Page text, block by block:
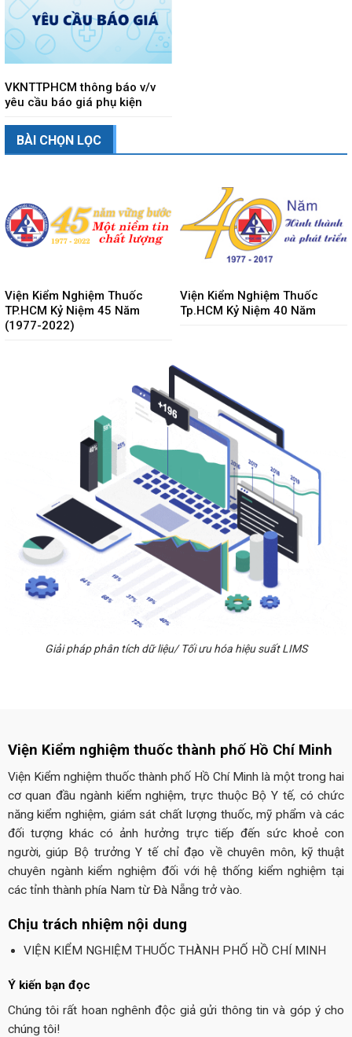
VKNTTPHCM thông báo v/v
yêu cầu báo giá phụ kiện
BÀI CHỌN LỌC
Viện Kiểm Nghiệm Thuốc
TP.HCM Kỷ Niệm 45 Năm
(1977-2022)
Viện Kiểm Nghiệm Thuốc
Tp.HCM Kỷ Niệm 40 Năm
Giải pháp phân tích dữ liệu/ Tối ưu hóa hiệu suất LIMS
Viện Kiểm nghiệm thuốc thành phố Hồ Chí Minh
Viện Kiểm nghiệm thuốc thành phố Hồ Chí Minh là một trong hai
cơ quan đầu ngành kiểm nghiệm, trực thuộc Bộ Y tế, có chức
năng kiểm nghiệm, giám sát chất lượng thuốc, mỹ phẩm và các
đối tượng khác có ảnh hưởng trực tiếp đến sức khoẻ con
người, giúp Bộ trưởng Y tế chỉ đạo về chuyên môn, kỹ thuật
chuyên ngành kiểm nghiệm đối với hệ thống kiểm nghiệm tại
các tỉnh thành phía Nam từ Đà Nẵng trở vào.
Chịu trách nhiệm nội dung
VIỆN KIỂM NGHIỆM THUỐC THÀNH PHỐ HỒ CHÍ MINH
Ý kiến bạn đọc
Chúng tôi rất hoan nghênh độc giả gửi thông tin và góp ý cho
chúng tôi!